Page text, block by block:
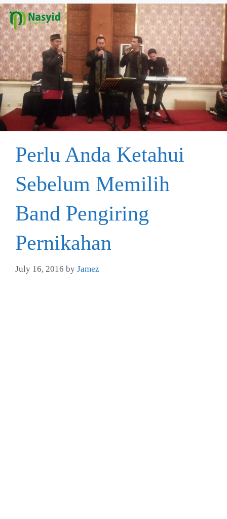
Perlu Anda Ketahui
Sebelum Memilih
Band Pengiring
Pernikahan
July 16, 2016 by Jamez